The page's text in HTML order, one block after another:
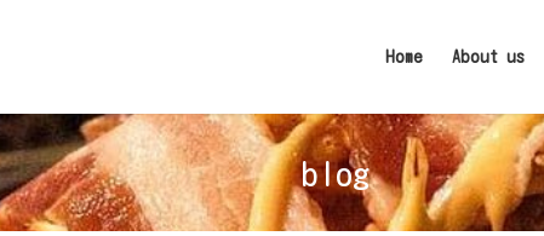
Home About us
blog